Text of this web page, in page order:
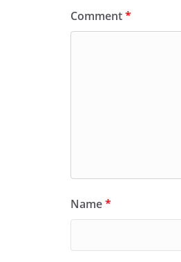
Comment*
Name*